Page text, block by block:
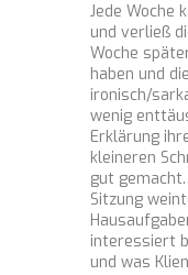
Jede Woche
und verließ
Woche
haben und
ironisch/
wenig
Erklärung
kleineren
gut
Sitzung
interessiert
und was